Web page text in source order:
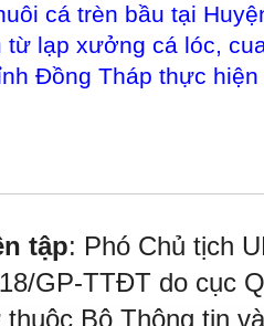
cá trèn bầu tại
từ lạp xưởng cá lóc,
Đồng Tháp thực
tập: Phó Chủ tịch
GP-TTĐT do cục
Bộ Thông tin